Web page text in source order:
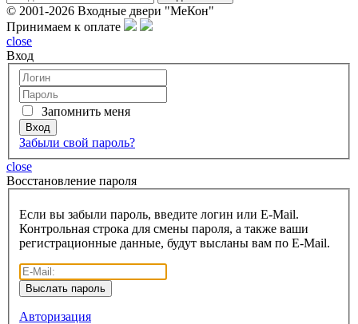
© 2001-2026 Входные двери "МеКон"
Принимаем к оплате
close
Вход
Запомнить меня
Забыли свой пароль?
close
Восcтановление пароля
Если вы забыли пароль, введите логин или E-Mail.
Контрольная строка для смены пароля, а также ваши
регистрационные данные, будут высланы вам по E-Mail.
Авторизация